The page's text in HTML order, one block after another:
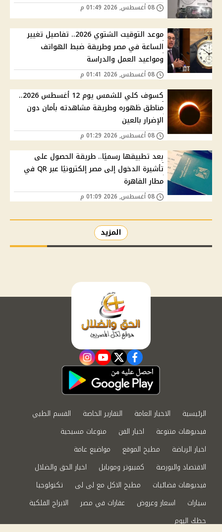
موعد التوقيت الشتوي 2026.. تفاصيل تغيير
الساعة في مصر وطريقة ضبط الهواتف
ومواعيد العمل والدراسة
كسوف كلي للشمس يوم 12 أغسطس 2026..
مناطق ظهوره وطريقة مشاهدته بأمان دون
الإضرار بالعين
بعد تطبيقها رسميًا.. طريقة الحصول على
تأشيرة الدخول إلى مصر إلكترونيًا عبر QR في
مطار القاهرة
المزيد
facebook
twitter
youtube
instagram
الرئيسية الاخبار العامة التقارير الخاصة
القسم الطبي
فيديوهات متنوعة
اخبار الفن
منوعات مسيحية
اخبار الرياضة
مطبخ الموقع
مواضيع عامة
الاقتصاد والبورصة
كمبيوتر وموبايل
اخبار الحق والضلال
فيديوهات فضائيات
مطبخ الاكل مع لى لى
تكنولوجيا
سيارات
اسعار وعروض عقارات في مصر
الابراج الفلكية
حظك اليوم